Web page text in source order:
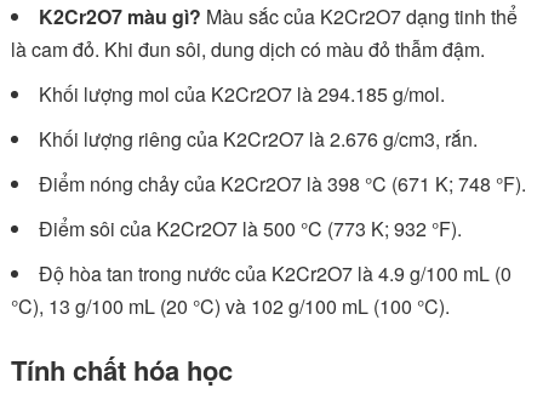
K2Cr2O7màu gì? Màu sắc của K2Cr2O7 dạng tinh thể
là cam đỏ. Khi đun sôi, dung dịch có màu đỏ thẫm đậm.
Khối lượng mol của K2Cr2O7 là 294.185 g/mol.
Khối lượng riêng của K2Cr2O7 là 2.676 g/cm3, rắn.
Điểm nóng chảy của K2Cr2O7 là 398 °C (671 K; 748 °F).
Điểm sôi của K2Cr2O7 là 500 °C (773 K; 932 °F).
Độ hòa tan trong nước của K2Cr2O7 là 4.9 g/100 mL (0
°C), 13 g/100 mL (20 °C) và 102 g/100 mL (100 °C).
Tính chất hóa học